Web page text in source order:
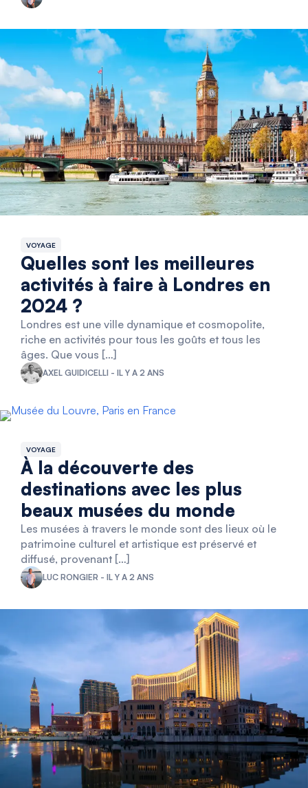
VOYAGE
Quelles sont les meilleures
activités à faire à Londres en
2024 ?
Londres est une ville dynamique et cosmopolite,
riche en activités pour tous les goûts et tous les
âges. Que vous […]
AXEL GUIDICELLI - IL Y A 2 ANS
VOYAGE
À la découverte des
destinations avec les plus
beaux musées du monde
Les musées à travers le monde sont des lieux où le
patrimoine culturel et artistique est préservé et
diffusé, provenant […]
LUC RONGIER - IL Y A 2 ANS